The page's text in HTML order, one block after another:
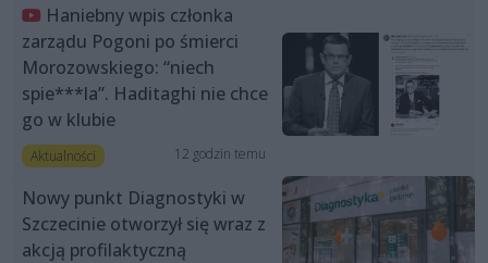
Haniebny wpis członka
zarządu Pogoni po śmierci
Morozowskiego: “niech
spie***la”. Haditaghi nie chce
go w klubie
Aktualności 12 godzin temu
Nowy punkt Diagnostyki w
Szczecinie otworzył się wraz z
akcją profilaktyczną